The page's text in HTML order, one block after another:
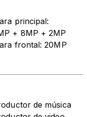
principal:
+ 8MP + 2MP
frontal: 20MP
de música